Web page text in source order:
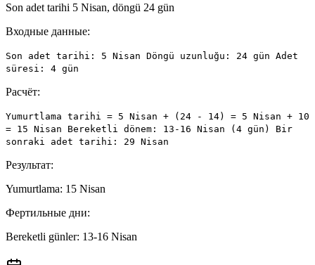
Son adet tarihi 5 Nisan, döngü 24 gün
Входные данные:
Son adet tarihi: 5 Nisan Döngü uzunluğu: 24 gün Adet
süresi: 4 gün
Расчёт:
Yumurtlama tarihi = 5 Nisan + (24 - 14) = 5 Nisan + 10
= 15 Nisan Bereketli dönem: 13-16 Nisan (4 gün) Bir
sonraki adet tarihi: 29 Nisan
Результат:
Yumurtlama: 15 Nisan
Фертильные дни:
Bereketli günler: 13-16 Nisan